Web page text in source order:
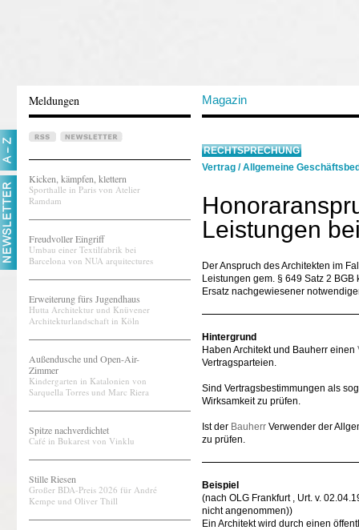
Meldungen Magazin
Kicken, kämpfen, klettern
Sporthalle in Paris von Atelier
Ramdam
Freudvoller Eingriff
Umbau einer Textilfabrik bei
Barcelona von NUA arquitectures
Erweiterung fürs Jugendhaus
Hutta Architektur und Knüvener
Architekturlandschaft in Köln
Außendusche und Open-Air-
Zimmer
Kindergarten in Katalonien von
Sarquella Torres und Marc Riera
Spitze nachverdichtet
Café in Bukarest von Vinklu
Stille Riesen
Großer BDA-Preis 2026 für André
Kempe und Oliver Thill
RECHTSPRECHUNG
Vertrag /Allgemeine
Leistungen
Der Anspruch des Architekten im
Leistungen gem. § 649 Satz 2
Ersatz nachgewiesener
Hintergrund
Haben Architekt und Bauherr einen
Vertragsparteien.
Sind Vertragsbestimmungen als
Wirksamkeit zu prüfen.
Ist der Bauherr Verwender der
zu prüfen.
Beispiel
(nach OLG Frankfurt , Urt. v.
nicht angenommen))
Ein Architekt wird durch einen